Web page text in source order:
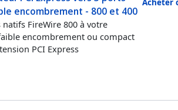
encombrement - 800 et 400
FireWire 800 à votre
encombrement ou compact
PCI Express